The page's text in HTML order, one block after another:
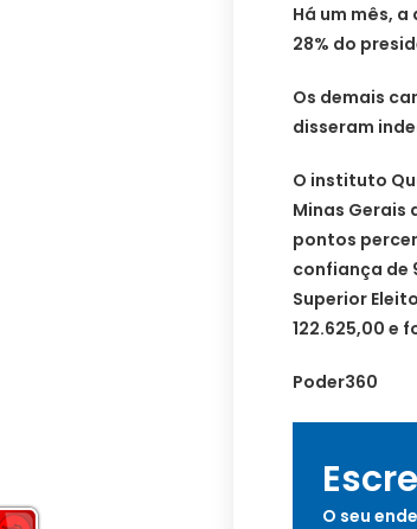
Há um mês,
28% do
Os demais
disseram
O instituto
Minas Gerais
pontos
confiança de
Superior
122.625,00 e
Poder360
O seu